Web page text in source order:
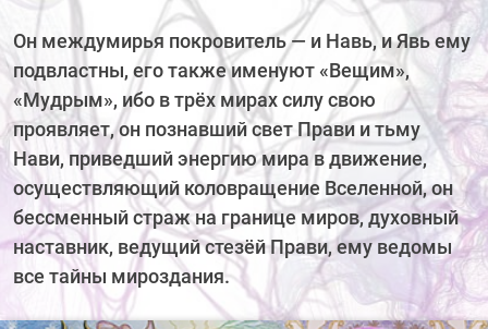
Он междумирья покровитель — и Навь, и Явь ему
подвластны, его также именуют «Вещим»,
«Мудрым», ибо в трёх мирах силу свою
проявляет, он познавший свет Прави и тьму
Нави, приведший энергию мира в движение,
осуществляющий коловращение Вселенной, он
бессменный страж на границе миров, духовный
наставник, ведущий стезёй Прави, ему ведомы
все тайны мироздания.